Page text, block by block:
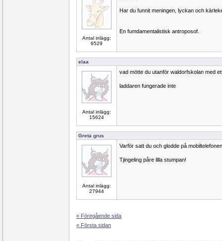
Antal inlägg:
6529
Har du funnit meningen, lyckan och
En fumdamentalistisk antroposof.
elaa
Antal inlägg:
15624
vad mötte du utanför waldorfskolan med
laddaren fungerade inte
Greta grus
Antal inlägg:
27944
Varför satt du och glodde på
Tjingeling påre lilla stumpan!
« Föregående sida
« Första sidan